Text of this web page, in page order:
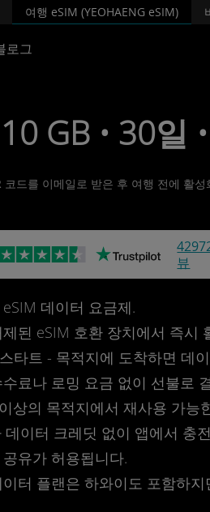
여행 eSIM (YEOHAENG eSIM)
로그
GB • 30일
드를 이메일로 받은 후 여행 전에 활
뷰
데이터 요금제.
된 eSIM 호환 장치에서 즉시
타트 - 목적지에 도착하면 데
료나 로밍 요금 없이 선불로
상의 목적지에서 재사용 가능
데이터 크레딧 없이 앱에서 충
유가 허용됩니다.
터 플랜은 하와이도 포함하